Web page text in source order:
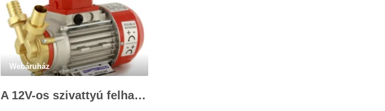
Webáruház
A 12V-os szivattyú felhasználása